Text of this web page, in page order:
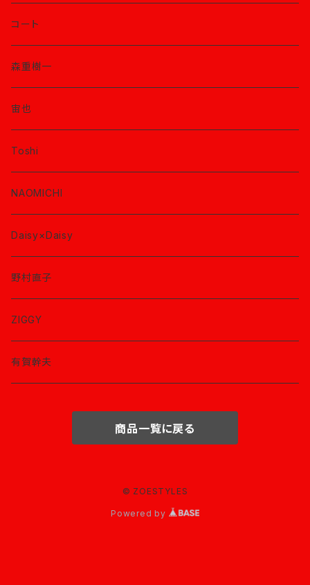
コート
森重樹一
宙也
Toshi
NAOMICHI
Daisy×Daisy
野村直子
ZIGGY
有賀幹夫
商品一覧に戻る
© ZOESTYLES
Powered by